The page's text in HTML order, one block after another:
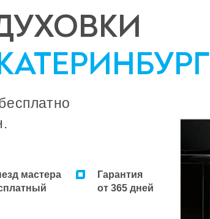
мастера
Гарантия
от 365 дней